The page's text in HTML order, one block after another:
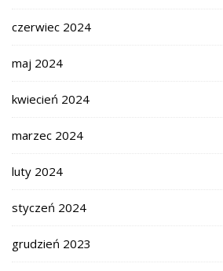
czerwiec 2024
maj 2024
kwiecień 2024
marzec 2024
luty 2024
styczeń 2024
grudzień 2023